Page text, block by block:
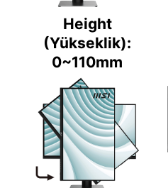
Height
(Yükseklik):
0~110mm